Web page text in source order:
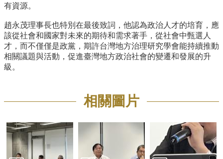
有資源。
趙永茂理事長也特別在最後致詞，他認為政治人才的培育， 應
該從社會和國家對未來的期待和需求著手，從社會中甄選人
才， 而不僅僅是政黨， 期許台灣地方治理研究學會能持續推動
相關議題與活動， 促進臺灣地方政治社會的變遷和發展的升
級。
相關圖片